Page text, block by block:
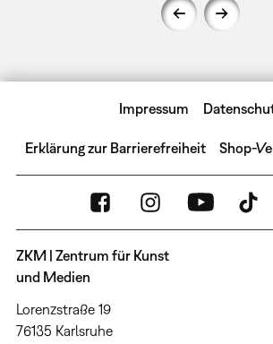
Impressum
Erklärung zur Barrierefreiheit Shop-
ZKM | Zentrum für Kunst
und Medien
Lorenzstraße 19
76135 Karlsruhe